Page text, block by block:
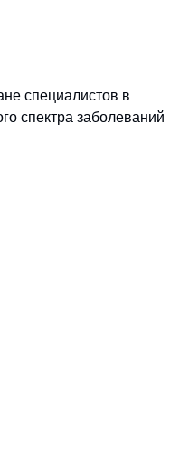
специалистов в
спектра заболеваний